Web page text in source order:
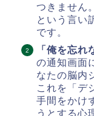
つきません
という言い
です。
「俺を忘
の通知画面
なたの脳内
これを「デ
手間をかけ
うとする心